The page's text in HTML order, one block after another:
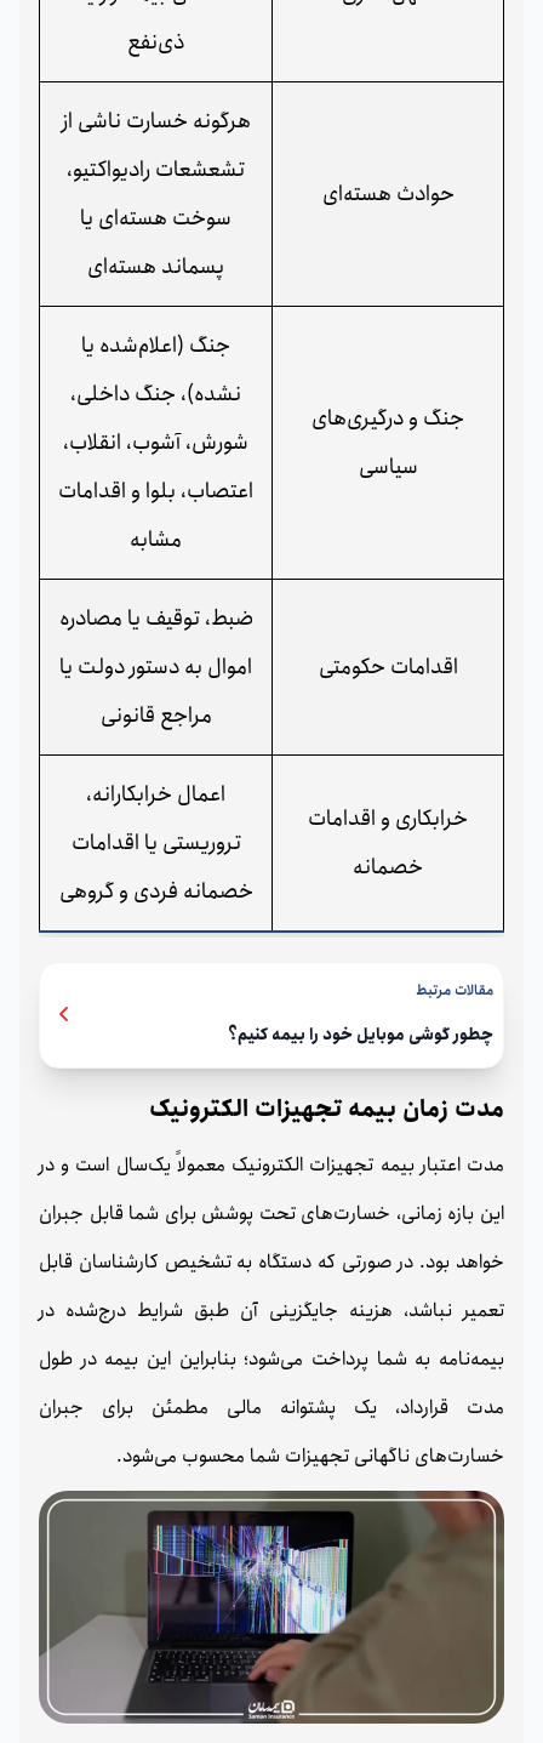
ذی‌نفع
حوادث هسته‌ای
هرگونه خسارت ناشی از
تشعشعات رادیواکتیو،
سوخت هسته‌ای یا
پسماند هسته‌ای
جنگ و درگیری‌های
سیاسی
جنگ (اعلام‌شده یا
نشده)، جنگ داخلی،
شورش، آشوب، انقلاب،
اعتصاب، بلوا و اقدامات
مشابه
اقدامات حکومتی
ضبط، توقیف یا مصادره
اموال به دستور دولت یا
مراجع قانونی
خرابکاری و اقدامات
خصمانه
اعمال خرابکارانه،
تروریستی یا اقدامات
خصمانه فردی و گروهی
مقالات مرتبط
چطور گوشی موبایل خود را بیمه کنیم؟
مدت زمان بیمه تجهیزات الکترونیک
مدت اعتبار بیمه تجهیزات الکترونیک معمولاً یک‌سال است و در
این بازه زمانی، خسارت‌های تحت پوشش برای شما قابل جبران
خواهد بود. در صورتی که دستگاه به تشخیص کارشناسان قابل
تعمیر نباشد، هزینه جایگزینی آن طبق شرایط درج‌شده در
بیمه‌نامه به شما پرداخت می‌شود؛ بنابراین این بیمه در طول
مدت قرارداد، یک پشتوانه مالی مطمئن برای جبران
خسارت‌های ناگهانی تجهیزات شما محسوب می‌شود.